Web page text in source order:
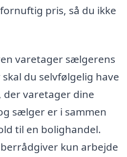
pris, så du ikke
varetager sælgerens
du selvfølgelig have
der varetager dine
sælger er i sammen
til en bolighandel.
kun arbejde